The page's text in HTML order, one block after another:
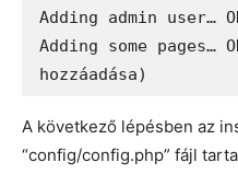
Adding admin user…
Adding some pages…
hozzáadása)
A következő lépésben az
“config/config.php” fájl